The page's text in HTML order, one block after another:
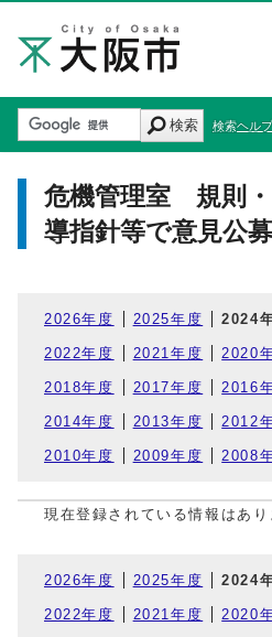
検索 検索ヘルプ
危機管理室 規則
導指針等で意見公
2026年度 2025年度 2024
2022年度 2021年度 2020
2018年度 2017年度 2016
2014年度 2013年度 2012
2010年度 2009年度 2008
現在登録されている情報はあり
2026年度 2025年度 2024
2022年度 2021年度 2020